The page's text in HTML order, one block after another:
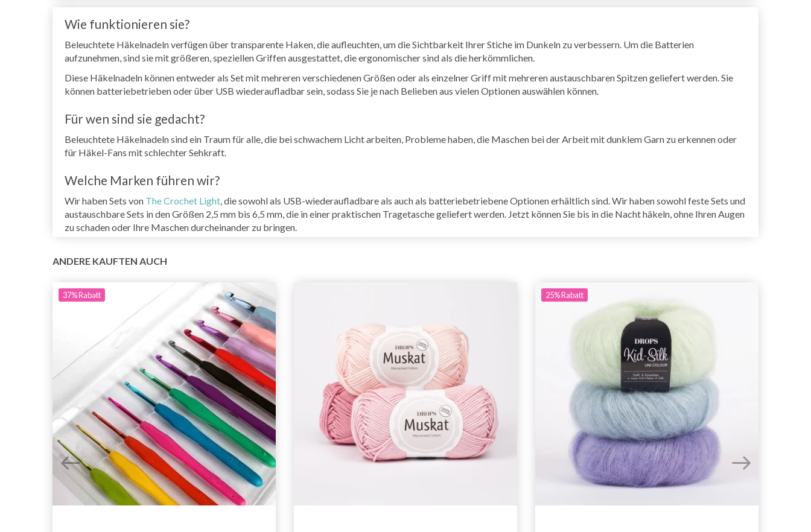
Wie funktionieren sie?
Beleuchtete Häkelnadeln verfügen über transparente Haken, die aufleuchten, um die Sichtbarkeit Ihrer Stiche im Dunkeln zu verbessern. Um die Batterien
aufzunehmen, sind sie mit größeren, speziellen Griffen ausgestattet, die ergonomischer sind als die herkömmlichen.
Diese Häkelnadeln können entweder als Set mit mehreren verschiedenen Größen oder als einzelner Griff mit mehreren austauschbaren Spitzen geliefert werden. Sie
können batteriebetrieben oder über USB wiederaufladbar sein, sodass Sie je nach Belieben aus vielen Optionen auswählen können.
Für wen sind sie gedacht?
Beleuchtete Häkelnadeln sind ein Traum für alle, die bei schwachem Licht arbeiten, Probleme haben, die Maschen bei der Arbeit mit dunklem Garn zu erkennen oder
für Häkel-Fans mit schlechter Sehkraft.
Welche Marken führen wir?
Wir haben Sets von The Crochet Light, die sowohl als USB-wiederaufladbare als auch als batteriebetriebene Optionen erhältlich sind. Wir haben sowohl feste Sets und
austauschbare Sets in den Größen 2,5 mm bis 6,5 mm, die in einer praktischen Tragetasche geliefert werden. Jetzt können Sie bis in die Nacht häkeln, ohne Ihren Augen
zu schaden oder Ihre Maschen durcheinander zu bringen.
ANDERE KAUFTEN AUCH
37%Rabatt 25%Rabatt